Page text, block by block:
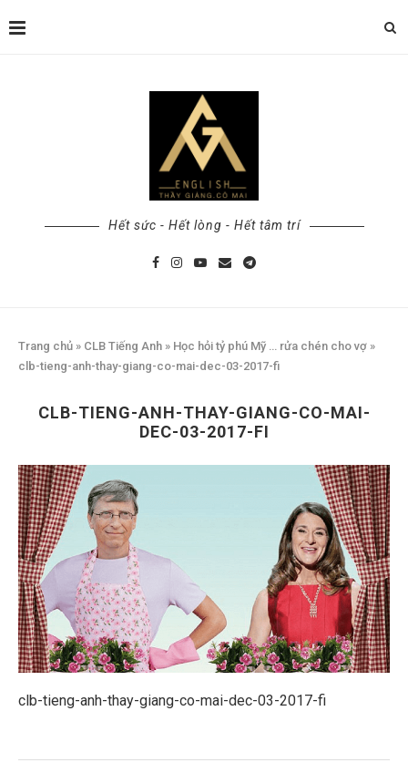
Hết sức - Hết lòng - Hết tâm trí
Trang chủ » CLB Tiếng Anh » Học hỏi tỷ phú Mỹ … rửa chén cho vợ »
clb-tieng-anh-thay-giang-co-mai-dec-03-2017-fi
CLB-TIENG-ANH-THAY-GIANG-CO-MAI-
DEC-03-2017-FI
clb-tieng-anh-thay-giang-co-mai-dec-03-2017-fi